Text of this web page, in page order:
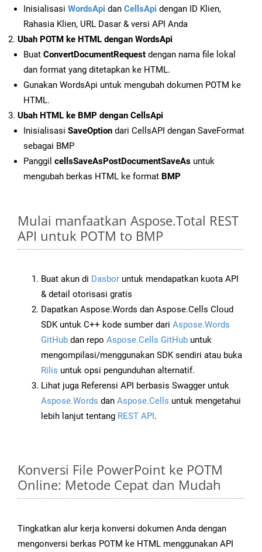
Inisialisasi WordsApi dan CellsApi dengan ID Klien,
Rahasia Klien, URL Dasar & versi API Anda
Ubah POTM ke HTML dengan WordsApi
Buat ConvertDocumentRequest dengan nama file lokal
dan format yang ditetapkan ke HTML.
Gunakan WordsApi untuk mengubah dokumen POTM ke
HTML.
Ubah HTML ke BMP dengan CellsApi
Inisialisasi SaveOption dari CellsAPI dengan SaveFormat
sebagai BMP
Panggil cellsSaveAsPostDocumentSaveAs untuk
mengubah berkas HTML ke format BMP
Mulai manfaatkan Aspose.Total REST
API untuk POTM to BMP
Buat akun di Dasbor untuk mendapatkan kuota API
& detail otorisasi gratis
Dapatkan Aspose.Words dan Aspose.Cells Cloud
SDK untuk C++ kode sumber dari Aspose.Words
GitHub dan repo Aspose.Cells GitHub untuk
mengompilasi/menggunakan SDK sendiri atau buka
Rilis untuk opsi pengunduhan alternatif.
Lihat juga Referensi API berbasis Swagger untuk
Aspose.Words dan Aspose.Cells untuk mengetahui
lebih lanjut tentang REST API.
Konversi File PowerPoint ke POTM
Online: Metode Cepat dan Mudah
Tingkatkan alur kerja konversi dokumen Anda dengan
mengonversi berkas POTM ke HTML menggunakan API